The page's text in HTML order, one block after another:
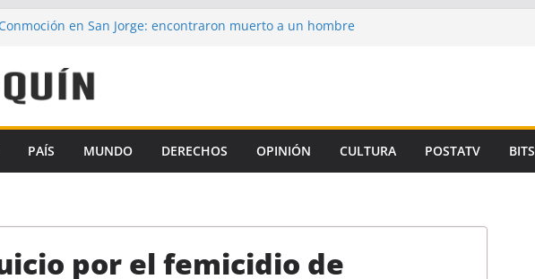
Conmoción en San Jorge: encontraron muerto a un hombre
la hipótesis de un autor intelectual en el crimen de
Gómez
Ley de Financiamiento Universitario
a un preso de Santa Fe como uno de los
del femicidio de Florencia Gómez
PAÍS MUNDO DERECHOS OPINIÓN CULTURA POSTATV BITS
por el femicidio de